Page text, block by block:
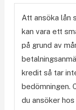
Att ansöka lån
kan vara ett
på grund av
kredit så tar
bedömningen.
du ansöker